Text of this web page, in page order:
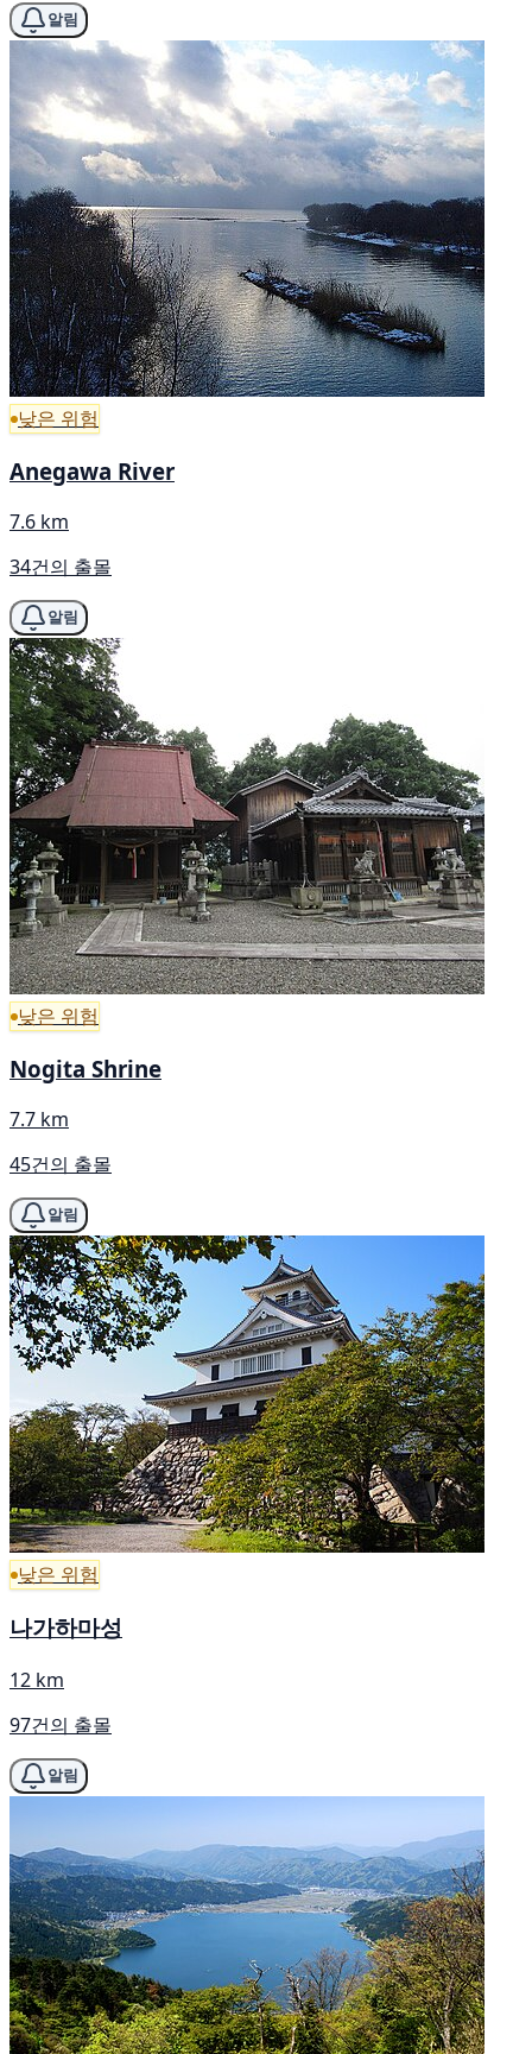
알림
낮은 위험
Anegawa River
7.6 km
34건의 출몰
알림
낮은 위험
Nogita Shrine
7.7 km
45건의 출몰
알림
낮은 위험
나가하마성
12 km
97건의 출몰
알림